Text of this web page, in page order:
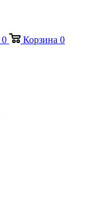
0 Корзина 0